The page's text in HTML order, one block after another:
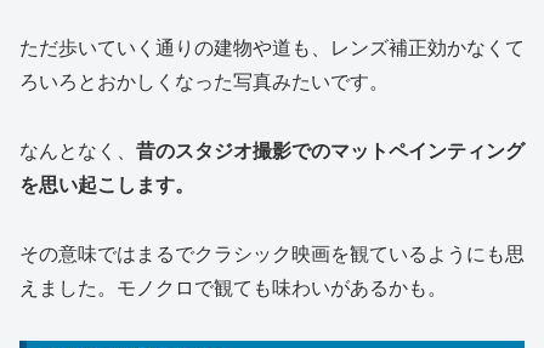
ただ歩いていく通りの建物や道も、レンズ補正効かなくて
ろいろとおかしくなった写真みたいです。
なんとなく、 昔のスタジオ撮影でのマットペインティング
を思い起こします。
その意味ではまるでクラシック映画を観ているようにも思
えました。モノクロで観ても味わいがあるかも。